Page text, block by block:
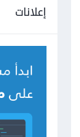
إعلانات